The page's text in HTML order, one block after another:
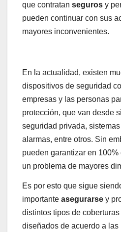
que contratan seguros y
pueden continuar con sus
mayores inconvenientes.
En la actualidad, existen
dispositivos de seguridad
empresas y las personas
protección, que van desde
seguridad privada,
alarmas, entre otros. Sin
pueden garantizar en
un problema de mayores
Es por esto que sigue
importante asegurarse y
distintos tipos de
diseñados de acuerdo a